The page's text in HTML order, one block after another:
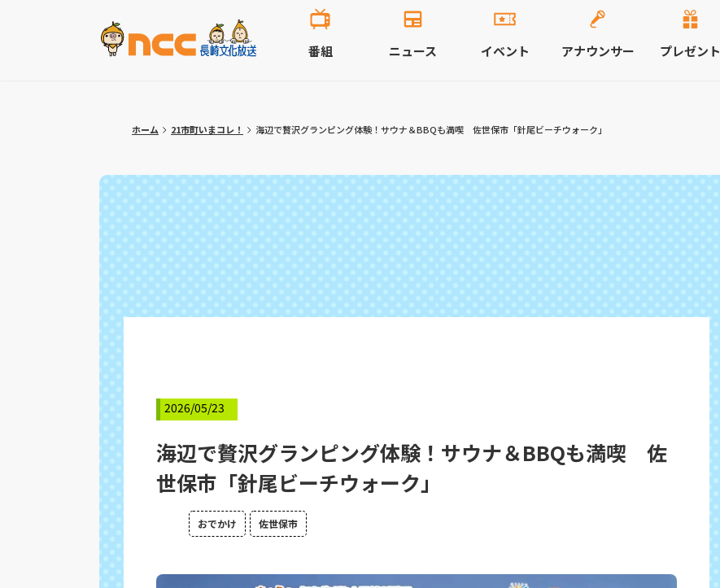
番組 ニュース イベント アナウンサー プレゼント
ホーム 21市町いまコレ！ 海辺で贅沢グランピング体験！サウナ＆BBQも満喫 佐世保市「針尾ビーチウォーク」
2026/05/23
海辺で贅沢グランピング体験！サウナ＆BBQも満喫 佐
世保市「針尾ビーチウォーク」
おでかけ 佐世保市